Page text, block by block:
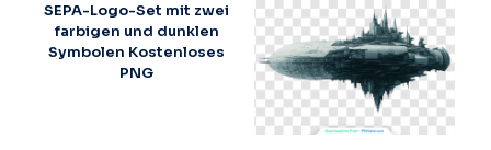
SEPA-Logo-Set mit zwei
farbigen und dunklen
Symbolen Kostenloses
PNG